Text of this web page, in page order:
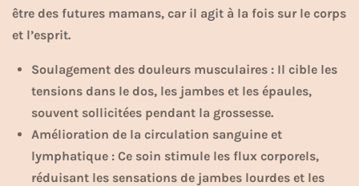
être des futures mamans, car il agit à la fois sur le corps
et l’esprit.
Soulagement des douleurs musculaires : Il cible les
tensions dans le dos, les jambes et les épaules,
souvent sollicitées pendant la grossesse.
Amélioration de la circulation sanguine et
lymphatique : Ce soin stimule les flux corporels,
réduisant les sensations de jambes lourdes et les